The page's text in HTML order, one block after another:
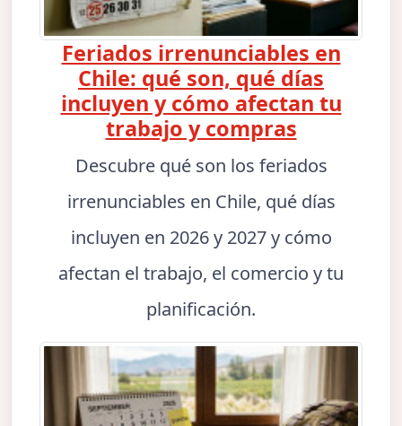
Feriados irrenunciables en
Chile: qué son, qué días
incluyen y cómo afectan tu
trabajo y compras
Descubre qué son los feriados
irrenunciables en Chile, qué días
incluyen en 2026 y 2027 y cómo
afectan el trabajo, el comercio y tu
planificación.